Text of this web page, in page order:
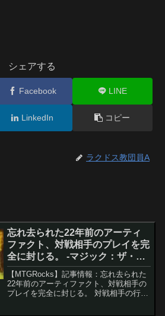
シェアする
Facebook LINE
LinkedIn コピー
ラクドス教団員A
忘れ去られた22年前のアーティ
ファクト、対戦相手のプレイを完
全に封じる。 -マジック：ザ・ギ
ャザリング
【MTGRocks】記事情報：忘れ去られた
22年前のアーティファクト、対戦相手の
プレイを完全に封じる。 対戦相手の行動